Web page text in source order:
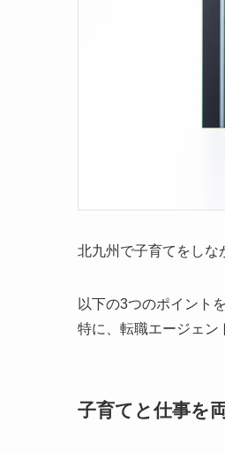
北九州で子育てをしな
以下の3つのポイント
特に、転職エージェン
子育てと仕事を